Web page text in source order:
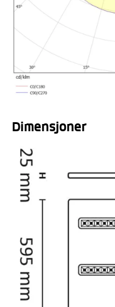
Dimensjoner